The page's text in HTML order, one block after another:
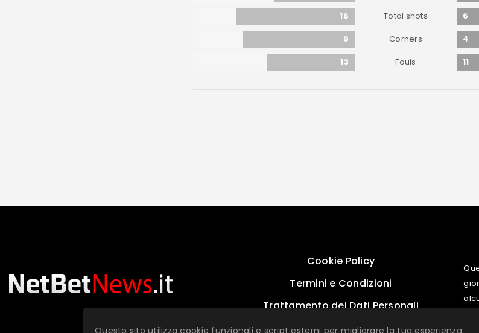
Questo sito utilizza cookie funzionali e script esterni per migliorare la tua esperienza.
16
Total shots
6
9
Corners
4
13
Fouls 11
Cookie Policy
Termini e Condizioni
Trattamento dei Dati Personali